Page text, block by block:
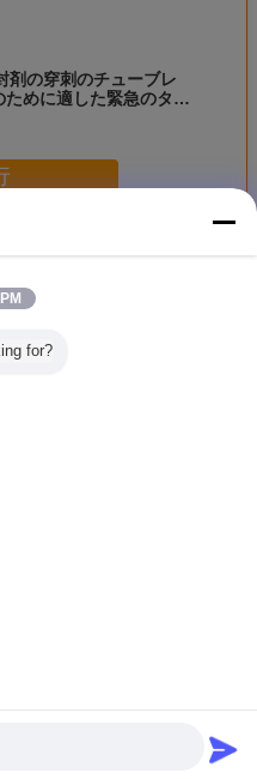
剤の穿刺のチューブレ
ために適した緊急のタイ
for?